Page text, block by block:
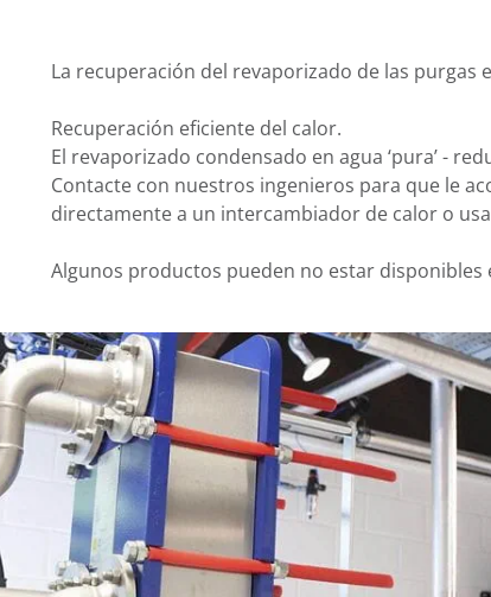
La recuperación del revaporizado de las
Recuperación eficiente del calor.
El revaporizado condensado en agua ‘pura’ -
Contacte con nuestros ingenieros para que le
directamente a un intercambiador de calor o
Algunos productos pueden no estar disponibles